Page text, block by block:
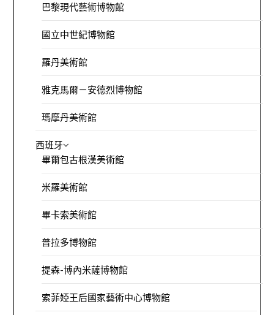
巴黎現代藝術博物館
國立中世紀博物館
羅丹美術館
雅克馬爾－安德烈博物館
瑪摩丹美術館
西班牙
畢爾包古根漢美術館
米羅美術館
畢卡索美術館
普拉多博物館
提森-博內米薩博物館
索菲婭王后國家藝術中心博物館